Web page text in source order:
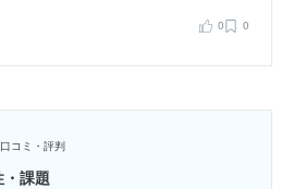
0 0
コミ・評判
課題